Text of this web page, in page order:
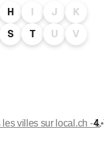
H I J
K
S T U
V
les villes sur local.ch - L•